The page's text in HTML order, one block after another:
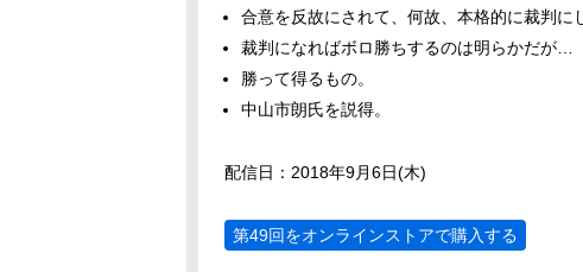
合意を反故にされて、何故、本格的に裁判に
裁判になればボロ勝ちするのは明らかだが…
勝って得るもの。
中山市朗氏を説得。
配信日：2018年9月6日(木)
第49回をオンラインストアで購入する